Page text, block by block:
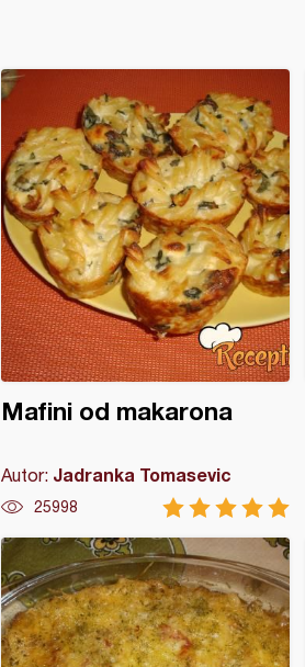
Mafini od makarona
Autor: Jadranka Tomasevic
25998